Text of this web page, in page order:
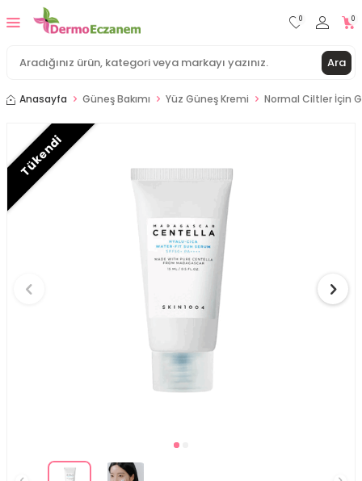
Ara
0 0
Anasayfa Güneş Bakımı Yüz Güneş Kremi Normal Ciltler İçin
Tükendi